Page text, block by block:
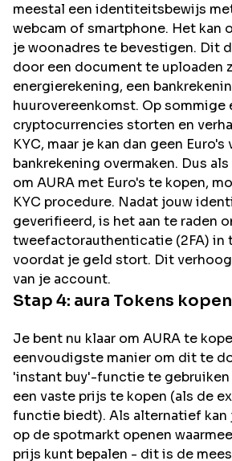
meestal een identiteitsbewijs
webcam of smartphone. Het kan
je woonadres te bevestigen. Dit
door een document te uploaden
energierekening, een
huurovereenkomst. Op sommige
cryptocurrencies storten en
KYC, maar je kan dan geen Euro's
bankrekening overmaken. Dus
om AURA met Euro's te kopen,
KYC procedure. Nadat jouw
geverifieerd, is het aan te raden
tweefactorauthenticatie (2FA) in
voordat je geld stort. Dit
van je account.
Stap 4: aura Tokens kopen
Je bent nu klaar om AURA te
eenvoudigste manier om dit te
'instant buy'-functie te gebruiken
een vaste prijs te kopen (als de
functie biedt). Als alternatief kan
op de spotmarkt openen
prijs kunt bepalen - dit is de